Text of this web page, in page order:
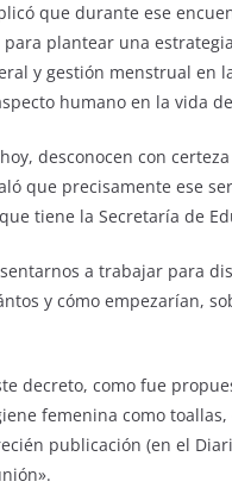
que durante ese
para plantear una
y gestión menstrual en
humano en la vida
desconocen con
que precisamente ese
tiene la Secretaría de
a trabajar para
y cómo empezarían,
decreto, como fue
femenina como
publicación (en el